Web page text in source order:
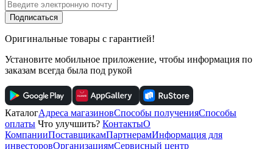
Подписаться
Оригинальные товары с гарантией!
Установите мобильное приложение, чтобы информация по
заказам всегда была под рукой
КаталогАдреса магазиновСпособы полученияСпособы
оплаты Что улучшить? КонтактыО
КомпанииПоставщикамПартнерамИнформация для
инвесторовОрганизациямСервисный центр